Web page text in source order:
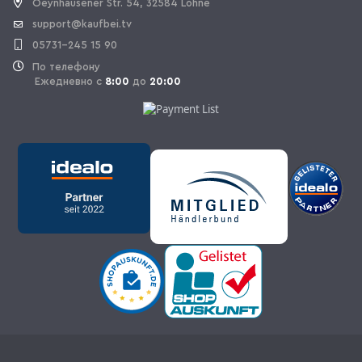
Oeynhausener Str. 54, 32584 Löhne
support@kaufbei.tv
05731-245 15 90
По телефону
Ежедневно с 8:00 до 20:00